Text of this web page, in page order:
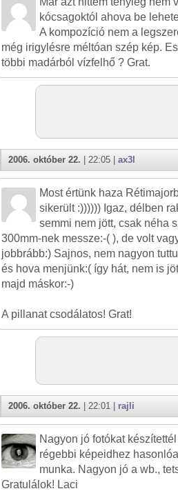
kócsagoktól ahova be
A kompozíció nem a
még irigylésre méltóan szép kép.
többi madárból vízfelhő ? Grat.
2006. október 22. | 22:05 | ax3l
Most értünk haza
sikerült :)))))) Igaz, délben
semmi nem jött, csak néha
300mm-nek messze:-( ), de volt
jobbrább:) Sajnos, nem nagyon
és hova menjünk:( így hát, nem is
majd máskor:-)
A pillanat csodálatos! Grat!
2006. október 22. | 22:01 | rajli
Nagyon jó fotókat
régebbi képeidhez
munka. Nagyon jó a wb.,
Gratulálok! Laci